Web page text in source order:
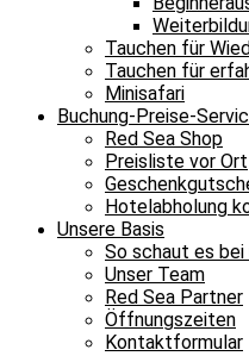
Tauchen für
Tauchen für
Minisafari
Buchung-Preise-
Red Sea Shop
Preisliste vor Ort
Hotelabholung
Unsere Basis
So schaut es bei
Unser Team
Red Sea Partner
Öffnungszeiten
Kontaktformular